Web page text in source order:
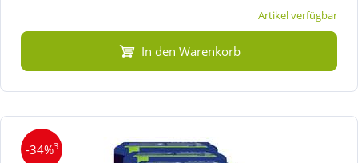
Artikel verfügbar
In den Warenkorb
-34%3